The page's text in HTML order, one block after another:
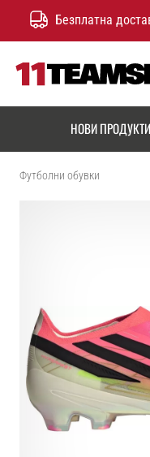
Безплатна
НОВИ ПРОДУКТИ
Футболни обувки